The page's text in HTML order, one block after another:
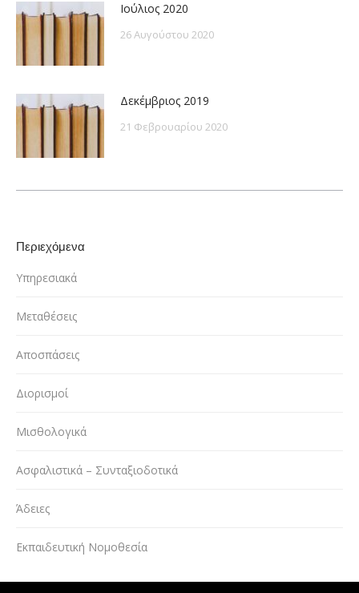
Ιούλιος 2020
26 Αυγούστου 2020
Δεκέμβριος 2019
21 Φεβρουαρίου 2020
Περιεχόμενα
Υπηρεσιακά
Μεταθέσεις
Αποσπάσεις
Διορισμοί
Μισθολογικά
Ασφαλιστικά – Συνταξιοδοτικά
Άδειες
Εκπαιδευτική Νομοθεσία